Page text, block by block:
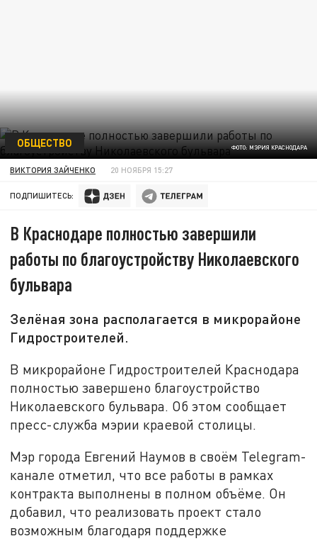
ФОТО: МЭРИЯ КРАСНОДАРА
ОБЩЕСТВО
ВИКТОРИЯ ЗАЙЧЕНКО 20 НОЯБРЯ 15:27
ПОДПИШИТЕСЬ:
В Краснодаре полностью завершили
работы по благоустройству Николаевского
бульвара
Зелёная зона располагается в микрорайоне
Гидростроителей.
В микрорайоне Гидростроителей Краснодара
полностью завершено благоустройство
Николаевского бульвара. Об этом сообщает
пресс-служба мэрии краевой столицы.
Мэр города Евгений Наумов в своём Telegram-
канале отметил, что все работы в рамках
контракта выполнены в полном объёме. Он
добавил, что реализовать проект стало
возможным благодаря поддержке